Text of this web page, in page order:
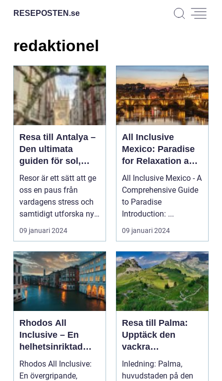
RESEPOSTEN.se
redaktionel
Resa till Antalya –
Den ultimata
guiden för sol,
sand och historia
Resor är ett sätt att ge
oss en paus från
vardagens stress och
samtidigt utforska nya
platser och ku...
09 januari 2024
All Inclusive
Mexico: Paradise
for Relaxation and
Adventure
All Inclusive Mexico - A
Comprehensive Guide
to Paradise
Introduction: ...
09 januari 2024
Rhodos All
Inclusive – En
helhetsinriktad
upplevelse
Rhodos All Inclusive:
En övergripande,
Resa till Palma:
Upptäck den
vackra
huvudstaden på
Mallorca
Inledning: Palma,
huvudstaden på den